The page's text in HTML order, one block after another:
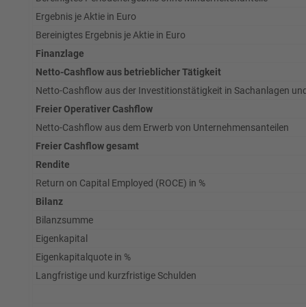
Ergebnis je Aktie in Euro
Bereinigtes Ergebnis je Aktie in Euro
Finanzlage
Netto-Cashflow aus betrieblicher Tätigkeit
Netto-Cashflow aus der Investitionstätigkeit in Sachanlagen
Freier Operativer Cashflow
Netto-Cashflow aus dem Erwerb von Unternehmensanteilen
Freier Cashflow gesamt
Rendite
Return on Capital Employed (ROCE) in %
Bilanz
Bilanzsumme
Eigenkapital
Eigenkapitalquote in %
Langfristige und kurzfristige Schulden